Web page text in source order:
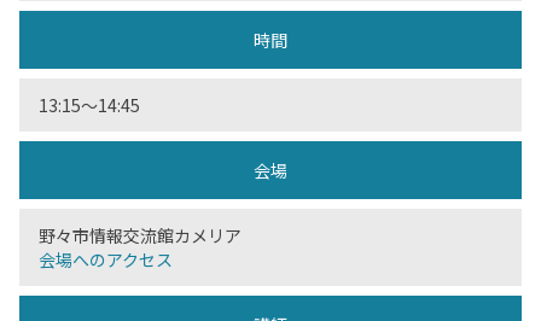
時間
13:15〜14:45
会場
野々市情報交流館カメリア
会場へのアクセス